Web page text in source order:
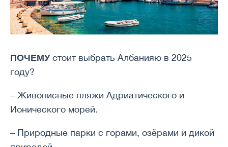
ПОЧЕМУстоит выбрать Албанияю в 2025
году?
– Живописные пляжи Адриатического и
Ионического морей.
– Природные парки с горами, озёрами и дикой